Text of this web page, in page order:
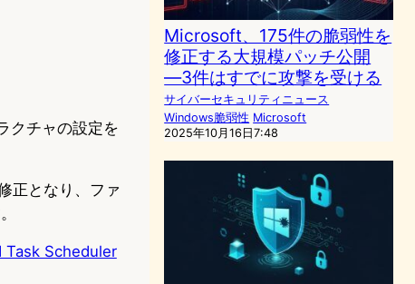
クチャの設定を
正となり、ファ
Scheduler
Microsoft、175件の脆弱性を
修正する大規模パッチ公開
―3件はすでに攻撃を受ける
サイバーセキュリティニュース
Windows脆弱性 Microsoft
2025年10月16日7:48